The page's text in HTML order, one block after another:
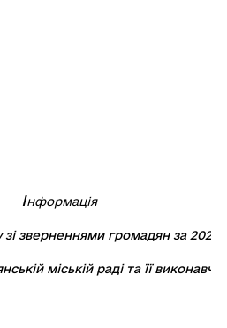
І
нформація
міській раді та її